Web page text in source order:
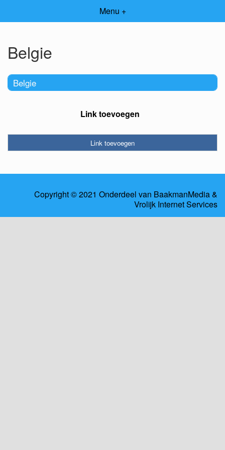
Menu +
Belgie
Belgie
Link toevoegen
Link toevoegen
Copyright © 2021 Onderdeel van BaakmanMedia&
Vrolijk Internet Services